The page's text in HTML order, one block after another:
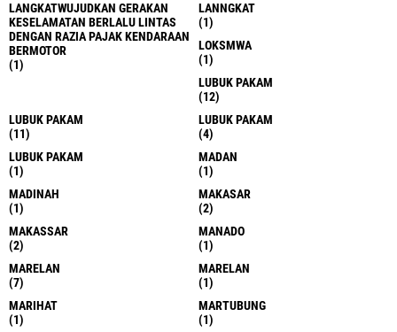
LANGKATWUJUDKAN GERAKAN
KESELAMATAN BERLALU LINTAS
DENGAN RAZIA PAJAK KENDARAAN
BERMOTOR
(1)
LANNGKAT
(1)
LOKSMWA
(1)
LUBUK PAKAM
(12)
LUBUK PAKAM
(11)
LUBUK PAKAM
(4)
LUBUK PAKAM
(1)
MADAN
(1)
MADINAH
(1)
MAKASAR
(2)
MAKASSAR
(2)
MANADO
(1)
MARELAN
(7)
MARELAN
(1)
MARIHAT
(1)
MARTUBUNG
(1)